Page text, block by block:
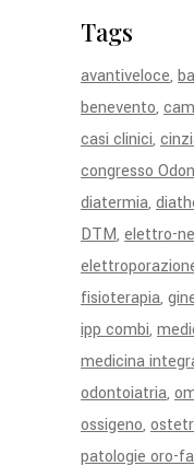
Tags
avantiveloce
benevento
casi clinici
congresso
diatermia
DTM elettro-
fisioterapia
ipp combi
medicina
odontoiatria
ossigeno
patologie oro-